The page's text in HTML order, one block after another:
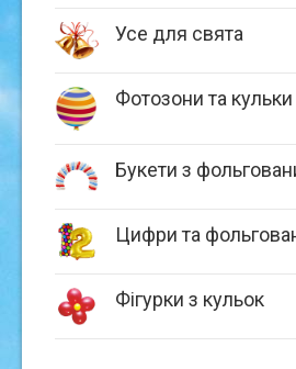
Усе для свята
Фотозони та кульки
Букети з
Цифри та
Фігурки з кульок